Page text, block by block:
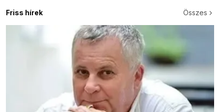
Friss hírek Összes